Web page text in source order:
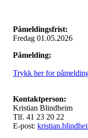
Påmeldingsfrist:
Fredag 01.05.2026
Påmelding:
Trykk her for
Kontaktperson:
Kristian Blindheim
Tlf. 41 23 20 22
E-post: